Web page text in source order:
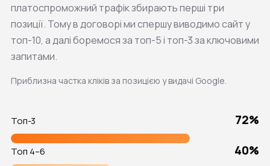
платоспроможний трафік збирають перші три
позиції. Тому в договорі ми спершу виводимо сайт у
топ-10, а далі боремося за топ-5 і топ-3 за ключовими
запитами.
Приблизна частка кліків за позицією у видачі Google.
Топ-3 72%
Топ 4–6 40%